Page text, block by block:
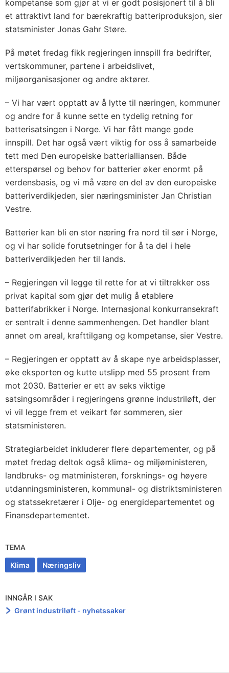
kompetanse som gjør at vi er godt posisjonert til å bli
et attraktivt land for bærekraftig batteriproduksjon, sier
statsminister Jonas Gahr Støre.
På møtet fredag fikk regjeringen innspill fra bedrifter,
vertskommuner, partene i arbeidslivet,
miljøorganisasjoner og andre aktører.
– Vi har vært opptatt av å lytte til næringen, kommuner
og andre for å kunne sette en tydelig retning for
batterisatsingen i Norge. Vi har fått mange gode
innspill. Det har også vært viktig for oss å samarbeide
tett med Den europeiske batterialliansen. Både
etterspørsel og behov for batterier øker enormt på
verdensbasis, og vi må være en del av den europeiske
batteriverdikjeden, sier næringsminister Jan Christian
Vestre.
Batterier kan bli en stor næring fra nord til sør i Norge,
og vi har solide forutsetninger for å ta del i hele
batteriverdikjeden her til lands.
– Regjeringen vil legge til rette for at vi tiltrekker oss
privat kapital som gjør det mulig å etablere
batterifabrikker i Norge. Internasjonal konkurransekraft
er sentralt i denne sammenhengen. Det handler blant
annet om areal, krafttilgang og kompetanse, sier Vestre.
– Regjeringen er opptatt av å skape nye arbeidsplasser,
øke eksporten og kutte utslipp med 55 prosent frem
mot 2030. Batterier er ett av seks viktige
satsingsområder i regjeringens grønne industriløft, der
vi vil legge frem et veikart før sommeren, sier
statsministeren.
Strategiarbeidet inkluderer flere departementer, og på
møtet fredag deltok også klima- og miljøministeren,
landbruks- og matministeren, forsknings- og høyere
utdanningsministeren, kommunal- og distriktsministeren
og statssekretærer i Olje- og energidepartementet og
Finansdepartementet.
TEMA
Klima Næringsliv
INNGÅR I SAK
Grønt industriløft - nyhetssaker